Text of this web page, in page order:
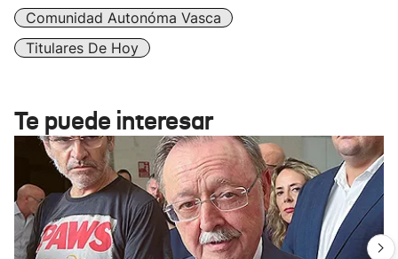
Comunidad Autonóma Vasca
Titulares De Hoy
Te puede interesar